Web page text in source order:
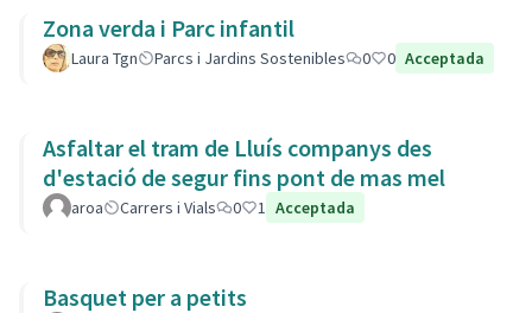
Zona verda i Parc infantil
Laura Tgn Parcs i Jardins Sostenibles 0 0 Acceptada
Asfaltar el tram de Lluís companys des
d'estació de segur fins pont de mas mel
aroa Carrers i Vials 0 1 Acceptada
Basquet per a petits